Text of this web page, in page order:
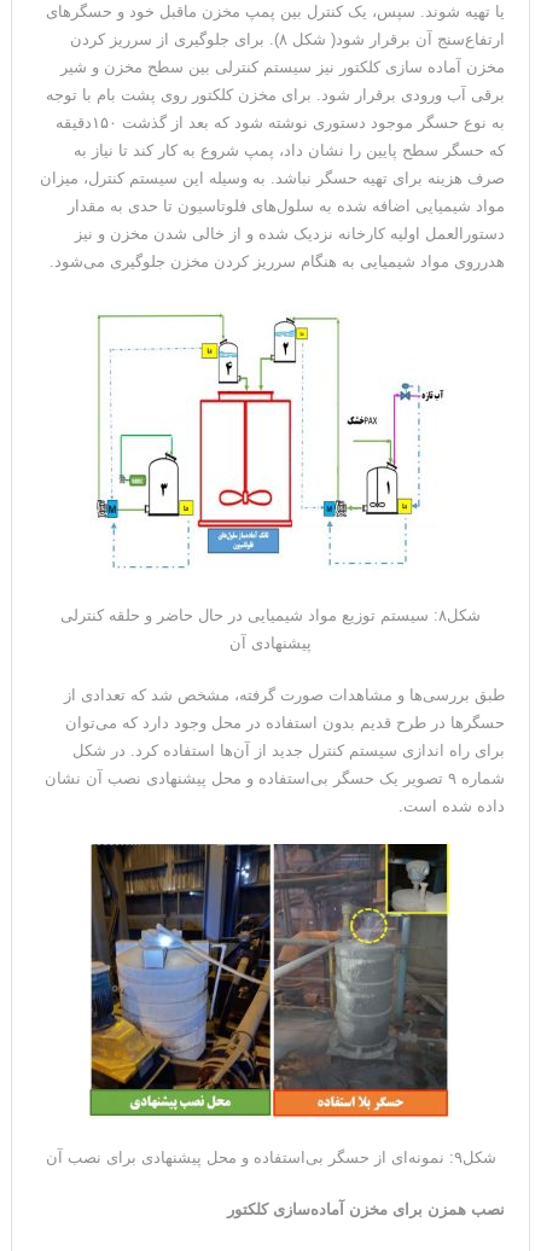
یا تهیه شوند. سپس، یک کنترل بین پمپ مخزن ماقبل خود و حسگرهای
ارتفاع‌سنج آن برقرار شود( شکل ۸). برای جلوگیری از سرریز کردن
مخزن آماده سازی کلکتور نیز سیستم کنترلی بین سطح مخزن و شیر
برقی آب ورودی برقرار شود. برای مخزن کلکتور روی پشت بام با توجه
به نوع حسگر موجود دستوری نوشته شود که بعد از گذشت ۱۵۰دقیقه
که حسگر سطح پایین را نشان داد، پمپ شروع به کار کند تا نیاز به
صرف هزینه برای تهیه حسگر نباشد. به وسیله این سیستم کنترل، میزان
مواد شیمیایی اضافه شده به سلول‌های فلوتاسیون تا حدی به مقدار
دستورالعمل اولیه کارخانه نزدیک شده و از خالی شدن مخزن و نیز
هدرروی مواد شیمیایی به هنگام سرریز کردن مخزن جلوگیری می‌شود.
شکل۸: سیستم توزیع مواد شیمیایی در حال حاضر و حلقه کنترلی
پیشنهادی آن
طبق بررسی‌ها و مشاهدات صورت گرفته، مشخص شد که تعدادی از
حسگرها در طرح قدیم بدون استفاده در محل وجود دارد که می‌توان
برای راه اندازی سیستم کنترل جدید از آن‌ها استفاده کرد. در شکل
شماره ۹ تصویر یک حسگر بی‌استفاده و محل پیشنهادی نصب آن نشان
داده شده است.
شکل۹: نمونه‌ای از حسگر بی‌استفاده و محل پیشنهادی برای نصب آن
نصب همزن برای مخزن آماده‌سازی کلکتور